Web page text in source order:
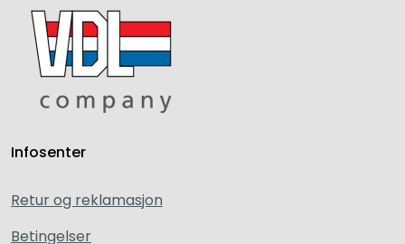
Infosenter
Retur og reklamasjon
Betingelser